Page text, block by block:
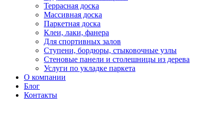
Террасная доска
Массивная доска
Паркетная доска
Клеи, лаки, фанера
Для спортивных залов
Ступени, бордюры, стыковочные узлы
Стеновые панели и столешницы из дерева
Услуги по укладке паркета
О компании
Блог
Контакты